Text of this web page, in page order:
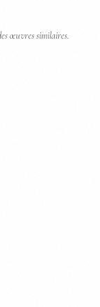
œuvres similaires.